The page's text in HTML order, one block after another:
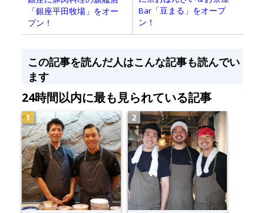
「銀座平田牧場」をオー
プン！
Bar「豆まる」をオープ
ン！
この記事を読んだ人はこんな記事も読んでい
ます
24時間以内に最も見られている記事